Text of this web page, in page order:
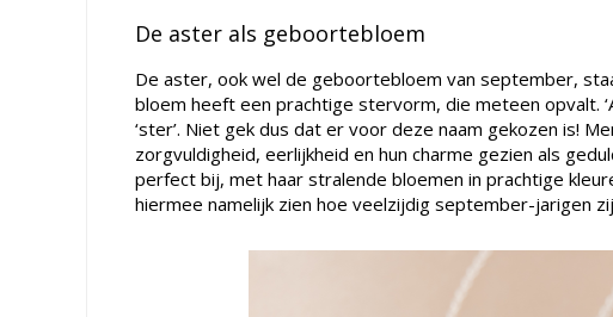
De aster als geboortebloem
De aster, ook wel de geboortebloem van september,
bloem heeft een prachtige stervorm, die meteen opvalt.
‘ster’. Niet gek dus dat er voor deze naam gekozen is!
zorgvuldigheid, eerlijkheid en hun charme gezien als
perfect bij, met haar stralende bloemen in prachtige
hiermee namelijk zien hoe veelzijdig september-jarigen